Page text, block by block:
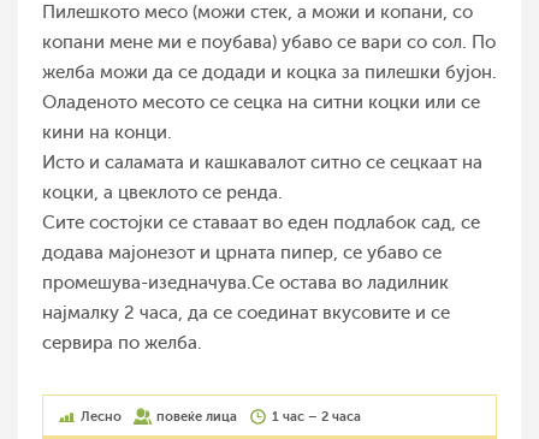
Пилешкото месо (можи стек, а можи и копани, со
копани мене ми е поубава) убаво се вари со сол. По
желба можи да се додади и коцка за пилешки бујон.
Оладеното месото се сецка на ситни коцки или се
кини на конци.
Исто и саламата и кашкавалот ситно се сецкаат на
коцки, а цвеклото се ренда.
Сите состојки се ставаат во еден подлабок сад, се
додава мајонезот и црната пипер, се убаво се
промешува-изедначува.Се остава во ладилник
најмалку 2 часа, да се соединат вкусовите и се
сервира по желба.
Лесно повеќе лица 1 час – 2 часа